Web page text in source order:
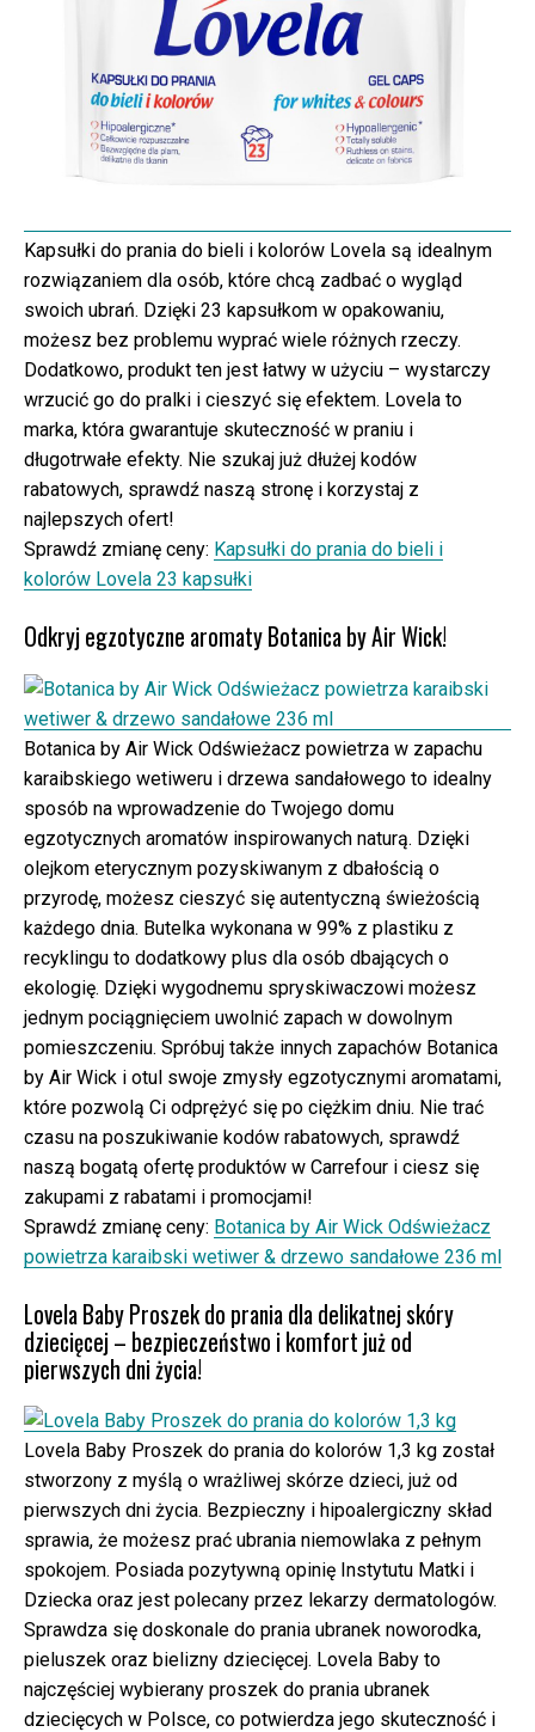
Kapsułki do prania do bieli i kolorów Lovela są idealnym
rozwiązaniem dla osób, które chcą zadbać o wygląd
swoich ubrań. Dzięki 23 kapsułkom w opakowaniu,
możesz bez problemu wyprać wiele różnych rzeczy.
Dodatkowo, produkt ten jest łatwy w użyciu – wystarczy
wrzucić go do pralki i cieszyć się efektem. Lovela to
marka, która gwarantuje skuteczność w praniu i
długotrwałe efekty. Nie szukaj już dłużej kodów
rabatowych, sprawdź naszą stronę i korzystaj z
najlepszych ofert!
Sprawdź zmianę ceny: Kapsułki do prania do bieli i
kolorów Lovela 23 kapsułki
Odkryj egzotyczne aromaty Botanica by Air Wick!
Botanica by Air Wick Odświeżacz powietrza w zapachu
karaibskiego wetiweru i drzewa sandałowego to idealny
sposób na wprowadzenie do Twojego domu
egzotycznych aromatów inspirowanych naturą. Dzięki
olejkom eterycznym pozyskiwanym z dbałością o
przyrodę, możesz cieszyć się autentyczną świeżością
każdego dnia. Butelka wykonana w 99% z plastiku z
recyklingu to dodatkowy plus dla osób dbających o
ekologię. Dzięki wygodnemu spryskiwaczowi możesz
jednym pociągnięciem uwolnić zapach w dowolnym
pomieszczeniu. Spróbuj także innych zapachów Botanica
by Air Wick i otul swoje zmysły egzotycznymi aromatami,
które pozwolą Ci odprężyć się po ciężkim dniu. Nie trać
czasu na poszukiwanie kodów rabatowych, sprawdź
naszą bogatą ofertę produktów w Carrefour i ciesz się
zakupami z rabatami i promocjami!
Sprawdź zmianę ceny: Botanica by Air Wick Odświeżacz
powietrza karaibski wetiwer & drzewo sandałowe 236 ml
Lovela Baby Proszek do prania dla delikatnej skóry
dziecięcej – bezpieczeństwo i komfort już od
pierwszych dni życia!
Lovela Baby Proszek do prania do kolorów 1,3 kg został
stworzony z myślą o wrażliwej skórze dzieci, już od
pierwszych dni życia. Bezpieczny i hipoalergiczny skład
sprawia, że możesz prać ubrania niemowlaka z pełnym
spokojem. Posiada pozytywną opinię Instytutu Matki i
Dziecka oraz jest polecany przez lekarzy dermatologów.
Sprawdza się doskonale do prania ubranek noworodka,
pieluszek oraz bielizny dziecięcej. Lovela Baby to
najczęściej wybierany proszek do prania ubranek
dziecięcych w Polsce, co potwierdza jego skuteczność i